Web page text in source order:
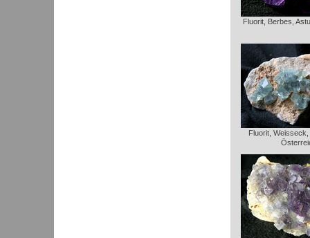
Fluorit, Berbes,
Fluorit,